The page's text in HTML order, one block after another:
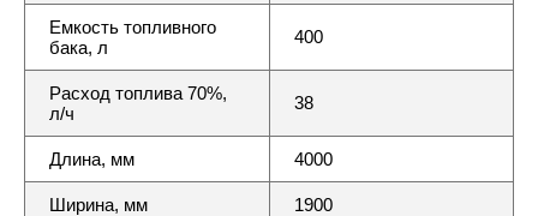
Емкость топливного
бака, л
400
Расход топлива 70%,
л/ч
38
Длина, мм 4000
Ширина, мм 1900